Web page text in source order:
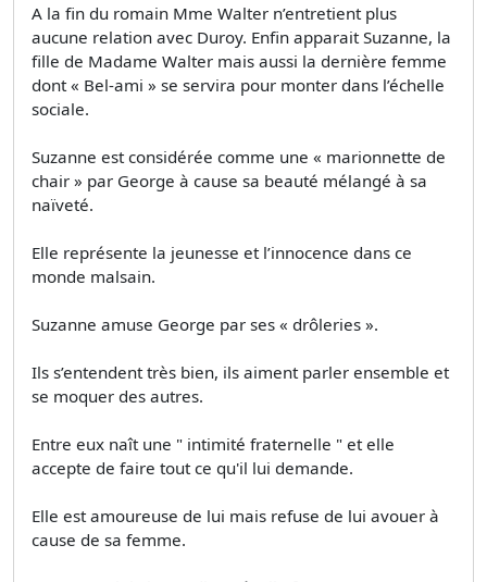
A la fin du romain Mme Walter n’entretient plus
aucune relation avec Duroy. Enfin apparait Suzanne, la
fille de Madame Walter mais aussi la dernière femme
dont « Bel-ami » se servira pour monter dans l’échelle
sociale.
Suzanne est considérée comme une « marionnette de
chair » par George à cause sa beauté mélangé à sa
naïveté.
Elle représente la jeunesse et l’innocence dans ce
monde malsain.
Suzanne amuse George par ses « drôleries ».
Ils s’entendent très bien, ils aiment parler ensemble et
se moquer des autres.
Entre eux naît une " intimité fraternelle " et elle
accepte de faire tout ce qu'il lui demande.
Elle est amoureuse de lui mais refuse de lui avouer à
cause de sa femme.